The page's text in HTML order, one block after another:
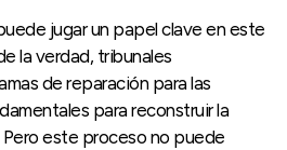
jugar un papel clave en este
la verdad, tribunales
de reparación para las
para reconstruir la
este proceso no puede